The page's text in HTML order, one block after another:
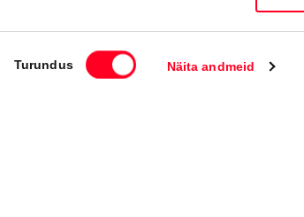
Turundus Näita andmeid
Leia esindus Konfigureeri endale auto